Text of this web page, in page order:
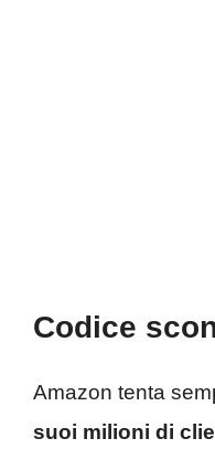
Codice
Amazon tenta
suoi milioni di